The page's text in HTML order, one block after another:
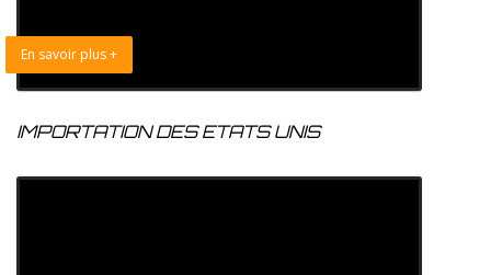
En savoir plus +
IMPORTATION DES ETATS UNIS